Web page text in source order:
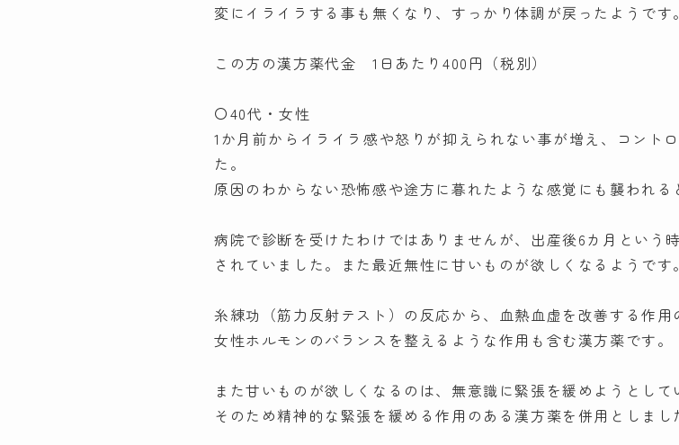
変にイライラする事も無くなり、すっかり体調が戻ったようです。
この方の漢方薬代金 1日あたり400円（税別）
〇40代・女性
1か月前からイライラ感や怒りが抑えられない事が増え、コント
た。
原因のわからない恐怖感や途方に暮れたような感覚にも襲われる
病院で診断を受けたわけではありませんが、出産後6カ月という
されていました。また最近無性に甘いものが欲しくなるようです。
糸練功（筋力反射テスト）の反応から、血熱血虚を改善する作用
女性ホルモンのバランスを整えるような作用も含む漢方薬です。
また甘いものが欲しくなるのは、無意識に緊張を緩めようとして
そのため精神的な緊張を緩める作用のある漢方薬を併用としまし